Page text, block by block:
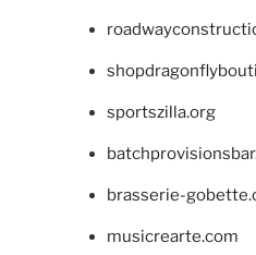
sportszilla.org
brasserie-
musicrearte.com